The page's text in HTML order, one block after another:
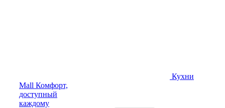
Кухни
Mall Комфорт,
доступный
каждому